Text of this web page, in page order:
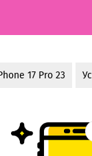
17 Pro 23